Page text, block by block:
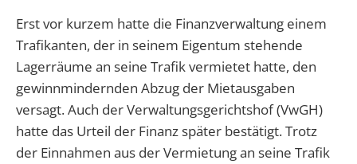
Erst vor kurzem hatte die Finanzverwaltung einem
Trafikanten, der in seinem Eigentum stehende
Lagerräume an seine Trafik vermietet hatte, den
gewinnmindernden Abzug der Mietausgaben
versagt. Auch der Verwaltungsgerichtshof (VwGH)
hatte das Urteil der Finanz später bestätigt. Trotz
der Einnahmen aus der Vermietung an seine Trafik